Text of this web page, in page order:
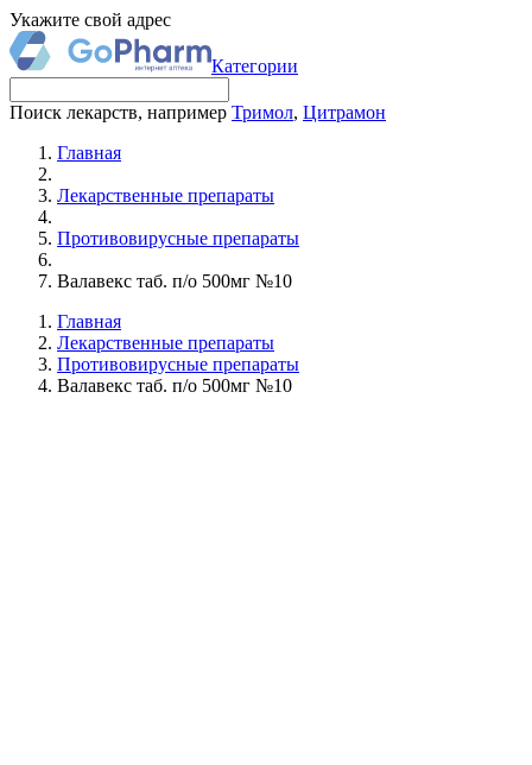
Укажите свой адрес
Категории
Поиск лекарств, например Тримол, Цитрамон
Главная
Лекарственные препараты
Противовирусные препараты
Валавекс таб. п/о 500мг №10
Главная
Лекарственные препараты
Противовирусные препараты
Валавекс таб. п/о 500мг №10